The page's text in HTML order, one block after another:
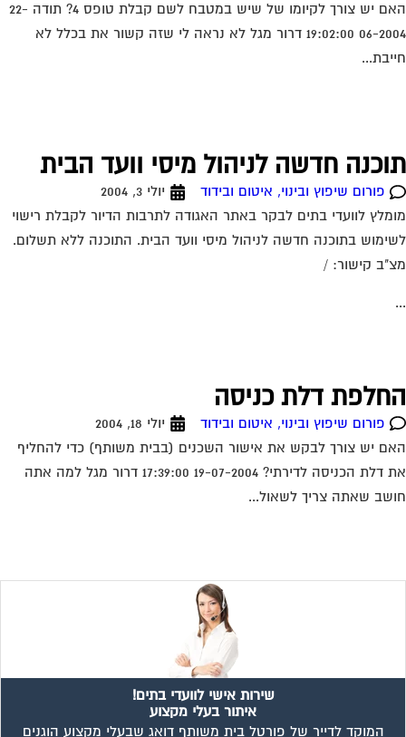
האם יש צורך לקיומו של שיש במטבח לשם קבלת טופס 4? תודה 22-
06-2004 19:02:00 דרור מגל לא נראה לי שזה קשור את בכלל לא
חדשה לניהול מיסי וועד הבית
פורום שיפוץ ובינוי, איטום ובידוד
יולי 3, 2004
לוועדי בתים לבקר באתר האגודה לתרבות הדיור לקבלת רישוי
בתוכנה חדשה לניהול מיסי וועד הבית. התוכנה ללא תשלום.
קישור: /
דלת כניסה
פורום שיפוץ ובינוי, איטום ובידוד
יולי 18, 2004
יש צורך לבקש את אישור השכנים (בבית משותף) כדי להחליף
את דלת הכניסה לדירתי? 19-07-2004 17:39:00 דרור מגל למה אתה
שאתה צריך לשאול...
שירות אישי לוועדי בתים!
איתור בעלי מקצוע
המוקד לדייר של פורטל בית משותף דואג שבעלי מקצוע הוגנים